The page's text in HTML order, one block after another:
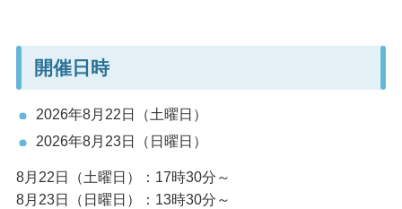
開催日時
2026年8月22日（土曜日）
2026年8月23日（日曜日）
8月22日（土曜日）：17時30分～
8月23日（日曜日）：13時30分～